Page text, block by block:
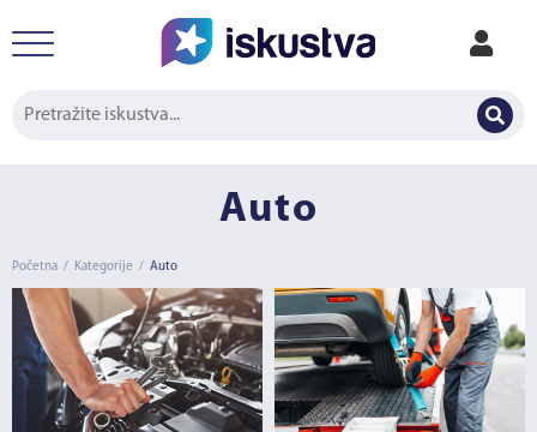
Auto
Početna / Kategorije / Auto